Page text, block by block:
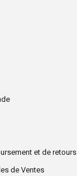
et de retours
de Ventes